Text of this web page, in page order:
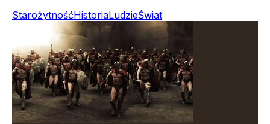
StarożytnośćHistoriaLudzieŚwiat